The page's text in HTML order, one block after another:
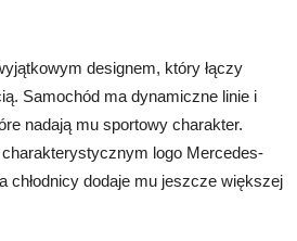
designem, który łączy
Samochód ma dynamiczne linie i
nadają mu sportowy charakter.
logo Mercedes-
chłodnicy dodaje mu jeszcze większej